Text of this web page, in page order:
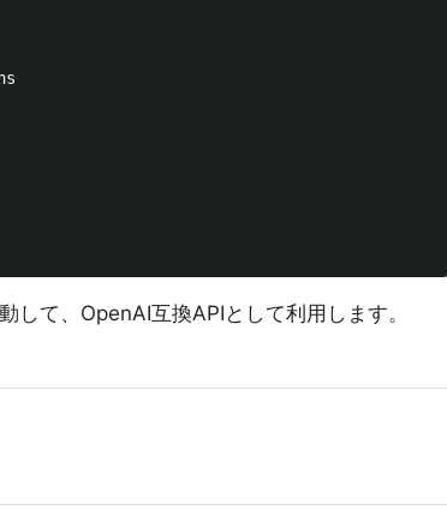
して、OpenAI互換APIとして利用します。